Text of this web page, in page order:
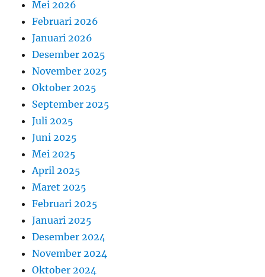
Mei 2026
Februari 2026
Januari 2026
Desember 2025
November 2025
Oktober 2025
September 2025
Juli 2025
Juni 2025
Mei 2025
April 2025
Maret 2025
Februari 2025
Januari 2025
Desember 2024
November 2024
Oktober 2024